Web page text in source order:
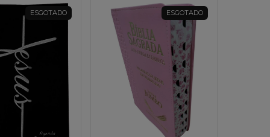
ESGOTADO ESGOTADO